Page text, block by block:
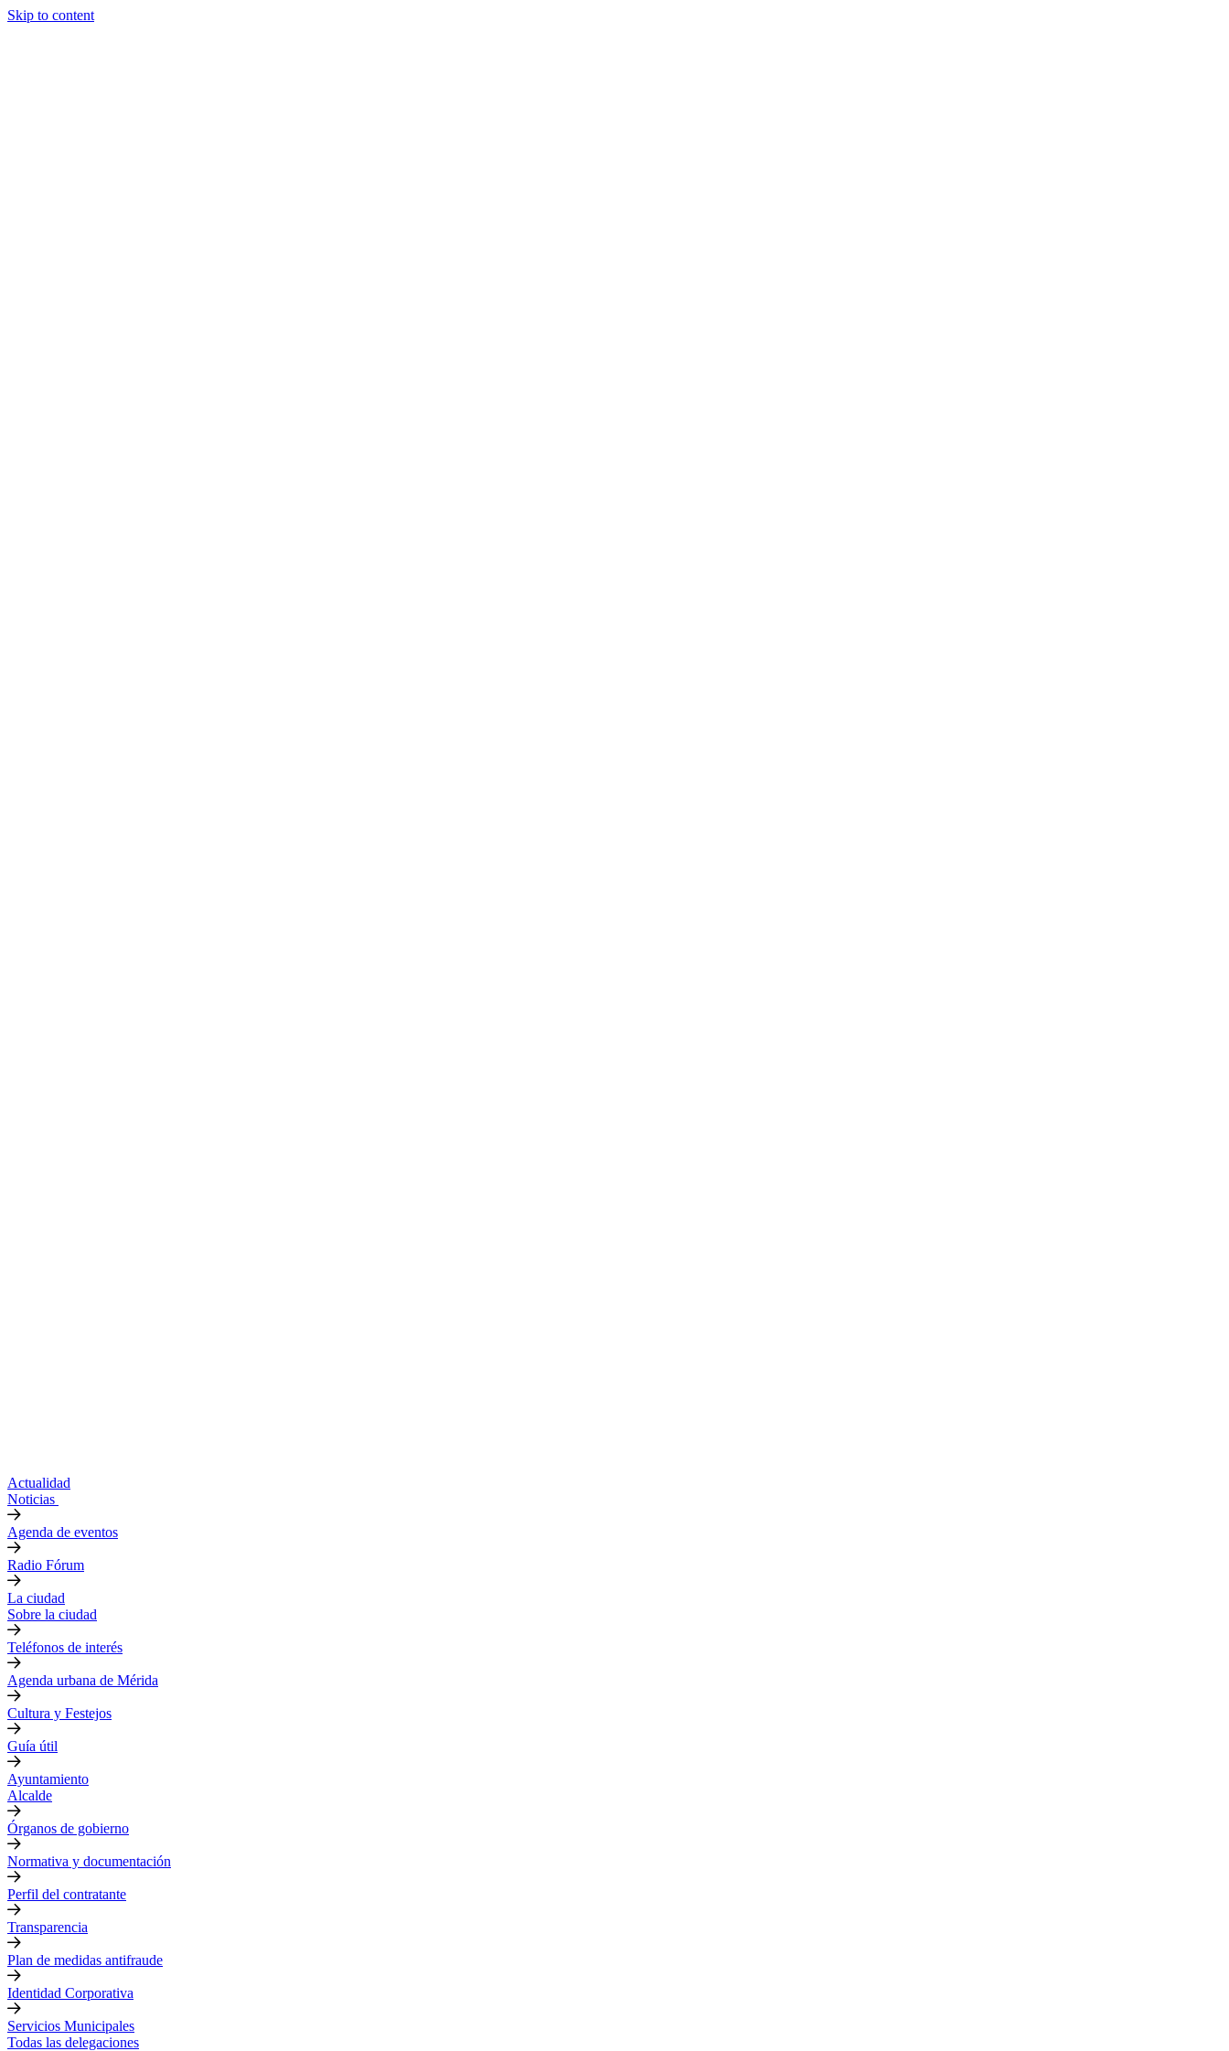
Skip to content
Actualidad
Noticias
Agenda de eventos
Radio Fórum
La ciudad
Sobre la ciudad
Teléfonos de interés
Agenda urbana de Mérida
Cultura y Festejos
Guía útil
Ayuntamiento
Alcalde
Órganos de gobierno
Normativa y documentación
Perfil del contratante
Transparencia
Plan de medidas antifraude
Identidad Corporativa
Servicios Municipales
Todas las delegaciones